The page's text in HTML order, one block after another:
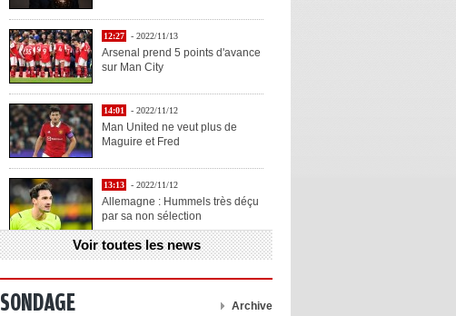
12:27 - 2022/11/13
Arsenal prend 5 points d'avance
sur Man City
14:01 - 2022/11/12
Man United ne veut plus de
Maguire et Fred
13:13 - 2022/11/12
Allemagne : Hummels très déçu
par sa non sélection
13:11 - 2022/11/12
Henry explique la chose qu'il
Voir toutes les news
SONDAGE Archive